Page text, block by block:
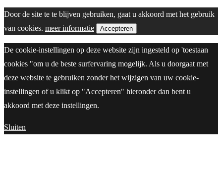
Door de site te te blijven gebruiken, gaat u akkoord met het gebruik
van cookies. meer informatie Accepteren
De cookie-instellingen op deze website zijn ingesteld op 'toestaan
cookies "om u de beste surfervaring mogelijk. Als u doorgaat met
deze website te gebruiken zonder het wijzigen van uw cookie-
instellingen of u klikt op "Accepteren" hieronder dan bent u
akkoord met deze instellingen.
Sluiten